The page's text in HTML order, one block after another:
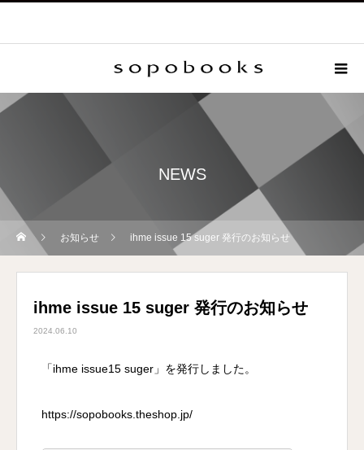
NEWS
お知らせ ihme issue 15 suger 発行のお知らせ
ihme issue 15 suger 発行のお知らせ
2024.06.10
「ihme issue15 suger」を発行しました。
https://sopobooks.theshop.jp/